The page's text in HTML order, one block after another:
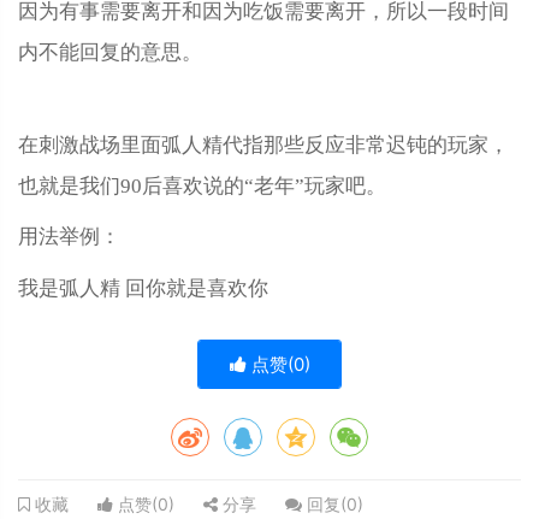
因为有事需要离开和因为吃饭需要离开，所以一段时间
内不能回复的意思。
在刺激战场里面弧人精代指那些反应非常迟钝的玩家，
也就是我们90后喜欢说的“老年”玩家吧。
用法举例：
我是弧人精 回你就是喜欢你
点赞(0)
收藏 点赞(0) 分享 回复(0)